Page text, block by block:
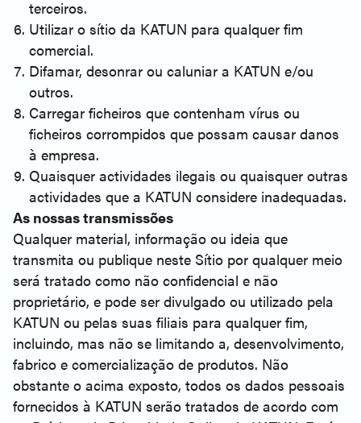
terceiros.
Utilizar o sítio da KATUN para qualquer fim
comercial.
Difamar, desonrar ou caluniar a KATUN e/ou
outros.
Carregar ficheiros que contenham vírus ou
ficheiros corrompidos que possam causar danos
à empresa.
Quaisquer actividades ilegais ou quaisquer outras
actividades que a KATUN considere inadequadas.
As nossas transmissões
Qualquer material, informação ou ideia que
transmita ou publique neste Sítio por qualquer meio
será tratado como não confidencial e não
proprietário, e pode ser divulgado ou utilizado pela
KATUN ou pelas suas filiais para qualquer fim,
incluindo, mas não se limitando a, desenvolvimento,
fabrico e comercialização de produtos. Não
obstante o acima exposto, todos os dados pessoais
fornecidos à KATUN serão tratados de acordo com